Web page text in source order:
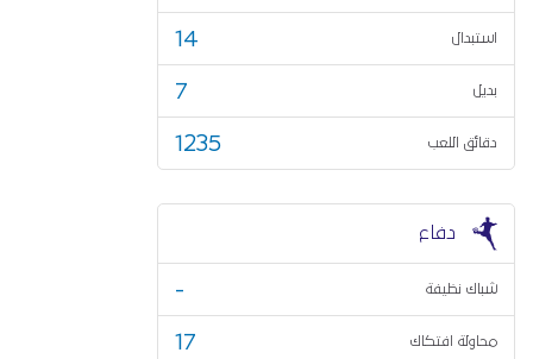
استبدال 14
بديل 7
دقائق اللعب 1235
دفاع
شباك نظيفة -
محاولة افتكاك 17